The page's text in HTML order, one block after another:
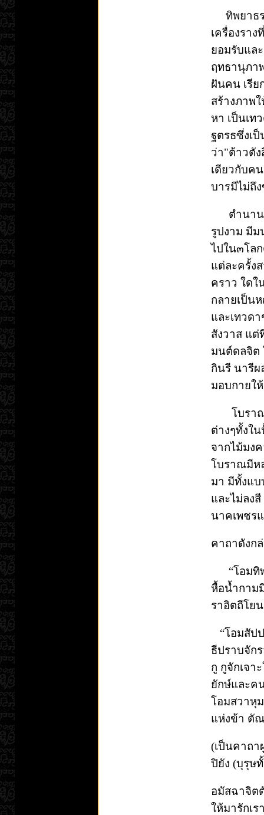
ทิพยาธร
เครื่องรา
ยอมรับแล
ฤทธานุภา
ฝันคน เรีย
สร้างภาพ
หา เป็นเท
ฐตรธซึ่งเ
ว่า"ต้าวตั
เดียวกับค
บารมีไม่ถึ
ตำนานยั
รูปงาม มีม
ไปใน๓โล
แต่ละครั้ง
คราว ใดใ
กลายเป็น
และเทวด
สังวาส แต่
มนต์ดลจิต
กินรี นารี
มอบกาย
โบราณา
ต่างๆทั้งใ
จากไม้มง
โบราณมีห
มา มีทั้งแ
และไม่ลง
นาคเพช
คาถาดังก
“โอมทิพ
หื้อน้ำกาม
ราอิตถีโย
“โอมสัป
ธีปราบจัก
กู กูจักเจา
ยักษ์และค
โอมสวาหุ
แห่งข้า ตั
(เป็นคาถ
ปิยัง (บุรุษ
อมัสฉาจิต
ให้มารักเ